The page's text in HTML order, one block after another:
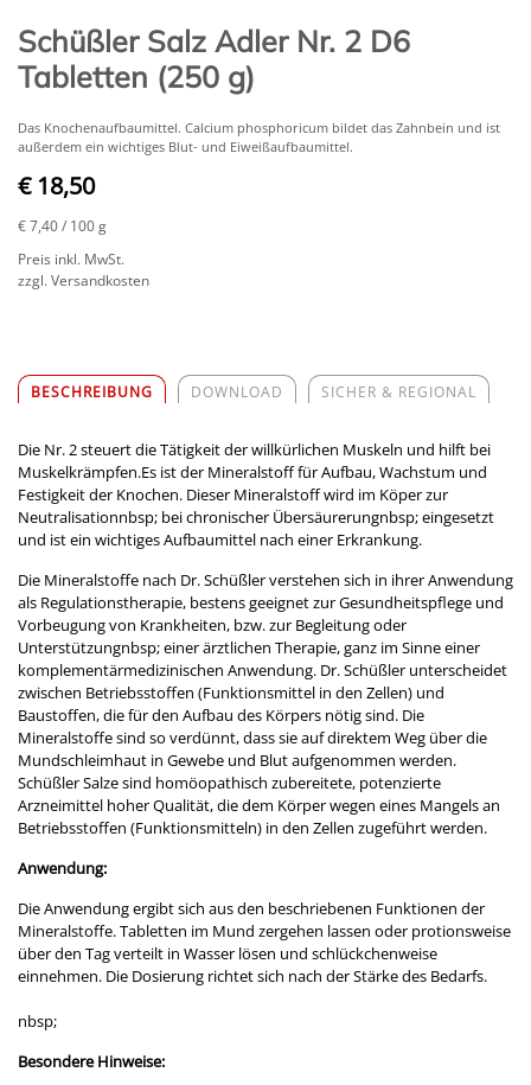
Schüßler Salz Adler Nr. 2 D6
Tabletten (250 g)
Das Knochenaufbaumittel. Calcium phosphoricum bildet das Zahnbein und ist
außerdem ein wichtiges Blut- und Eiweißaufbaumittel.
€ 18,50
€ 7,40/ 100 g
Preis inkl. MwSt.
zzgl. Versandkosten
BESCHREIBUNG DOWNLOAD SICHER & REGIONAL
Die Nr. 2 steuert die Tätigkeit der willkürlichen Muskeln und hilft bei
Muskelkrämpfen.Es ist der Mineralstoff für Aufbau, Wachstum und
Festigkeit der Knochen. Dieser Mineralstoff wird im Köper zur
Neutralisationnbsp; bei chronischer Übersäurerungnbsp; eingesetzt
und ist ein wichtiges Aufbaumittel nach einer Erkrankung.
Die Mineralstoffe nach Dr. Schüßler verstehen sich in ihrer Anwendung
als Regulationstherapie, bestens geeignet zur Gesundheitspflege und
Vorbeugung von Krankheiten, bzw. zur Begleitung oder
Unterstützungnbsp; einer ärztlichen Therapie, ganz im Sinne einer
komplementärmedizinischen Anwendung. Dr. Schüßler unterscheidet
zwischen Betriebsstoffen (Funktionsmittel in den Zellen) und
Baustoffen, die für den Aufbau des Körpers nötig sind. Die
Mineralstoffe sind so verdünnt, dass sie auf direktem Weg über die
Mundschleimhaut in Gewebe und Blut aufgenommen werden.
Schüßler Salze sind homöopathisch zubereitete, potenzierte
Arzneimittel hoher Qualität, die dem Körper wegen eines Mangels an
Betriebsstoffen (Funktionsmitteln) in den Zellen zugeführt werden.
Anwendung:
Die Anwendung ergibt sich aus den beschriebenen Funktionen der
Mineralstoffe. Tabletten im Mund zergehen lassen oder protionsweise
über den Tag verteilt in Wasser lösen und schlückchenweise
einnehmen. Die Dosierung richtet sich nach der Stärke des Bedarfs.
nbsp;
Besondere Hinweise: